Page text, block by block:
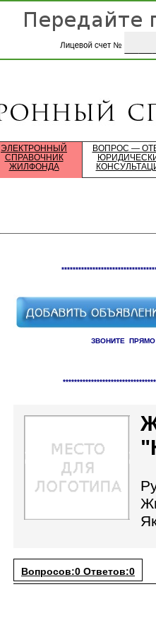
ЭЛЕКТРОННЫЙ
СПРАВОЧНИК
ЖИЛФОНДА
ВОПРОС —
ЗВОНИТЕ
Справочник
Вопросов:0 Ответов:0